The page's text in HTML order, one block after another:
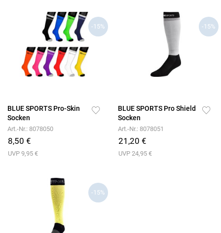
-15%
BLUE SPORTS Pro-Skin
Socken
Art.-Nr.: 8078050
8,50 €
UVP 9,95 €
-15%
BLUE SPORTS Pro Shield
Socken
Art.-Nr.: 8078051
21,20 €
UVP 24,95 €
-15%